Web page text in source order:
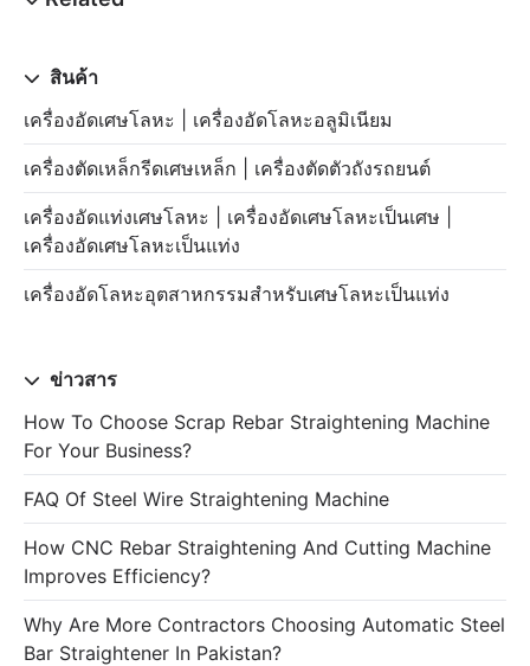
สินค้า
เครื่องอัดเศษโลหะ | เครื่องอัดโลหะอลูมิเนียม
เครื่องตัดเหล็กรีดเศษเหล็ก | เครื่องตัดตัวถังรถยนต์
เครื่องอัดแท่งเศษโลหะ | เครื่องอัดเศษโลหะเป็นเศษ |
เครื่องอัดเศษโลหะเป็นแท่ง
เครื่องอัดโลหะอุตสาหกรรมสำหรับเศษโลหะเป็นแท่ง
ข่าวสาร
How To Choose Scrap Rebar Straightening Machine
For Your Business?
FAQ Of Steel Wire Straightening Machine
How CNC Rebar Straightening And Cutting Machine
Improves Efficiency?
Why Are More Contractors Choosing Automatic Steel
Bar Straightener In Pakistan?